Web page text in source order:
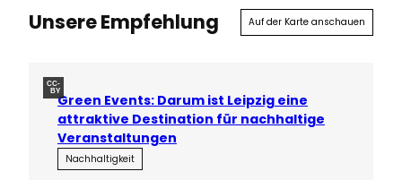
Unsere Empfehlung Auf der Karte anschauen
CC-
BY
Green Events: Darum ist Leipzig eine
attraktive Destination für nachhaltige
Veranstaltungen
Nachhaltigkeit